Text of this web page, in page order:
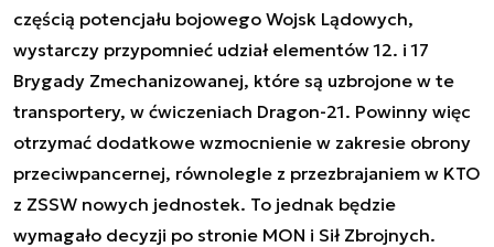
częścią potencjału bojowego Wojsk Lądowych,
wystarczy przypomnieć udział elementów 12. i 17
Brygady Zmechanizowanej, które są uzbrojone w te
transportery, w ćwiczeniach Dragon-21. Powinny więc
otrzymać dodatkowe wzmocnienie w zakresie obrony
przeciwpancernej, równolegle z przezbrajaniem w KTO
z ZSSW nowych jednostek. To jednak będzie
wymagało decyzji po stronie MON i Sił Zbrojnych.